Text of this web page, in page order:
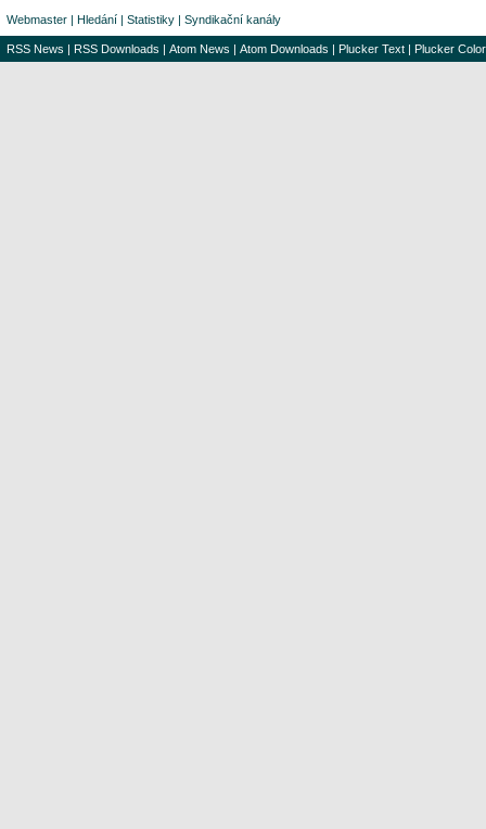
Webmaster | Hledání | Statistiky | Syndikační kanály
RSS News | RSS Downloads | Atom News | Atom Downloads | Plucker Text | Plucker Color